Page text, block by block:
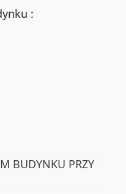
:
BUDYNKU PRZY